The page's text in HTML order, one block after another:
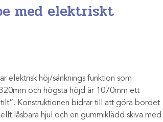
med elektriskt
elektrisk höj/sänknings funktion som
och högsta höjd är 1070mm ett
Konstruktionen bidrar till att göra bordet
låsbara hjul och en gummiklädd skiva med